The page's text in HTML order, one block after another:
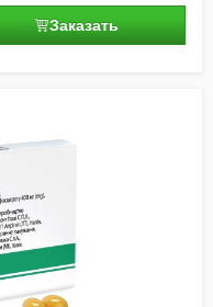
Заказать